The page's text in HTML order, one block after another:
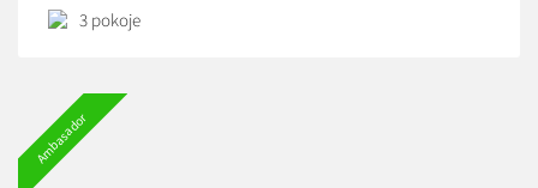
przygotowanych przez gospodarzy. Gospodarstwo
3 pokoje
Ambasador